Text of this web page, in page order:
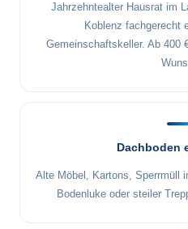
Jahrzehntealter Hausrat im
Koblenz fachgerecht
Gemeinschaftskeller. Ab 400
Dachboden
Alte Möbel, Kartons, Sperrmüll
Bodenluke oder steiler